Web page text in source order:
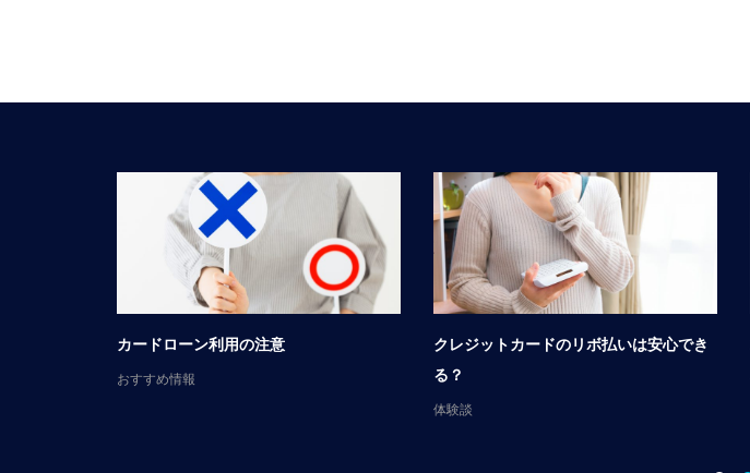
カードローン利用の注意
おすすめ情報
クレジットカードのリボ払いは安心でき
る？
体験談